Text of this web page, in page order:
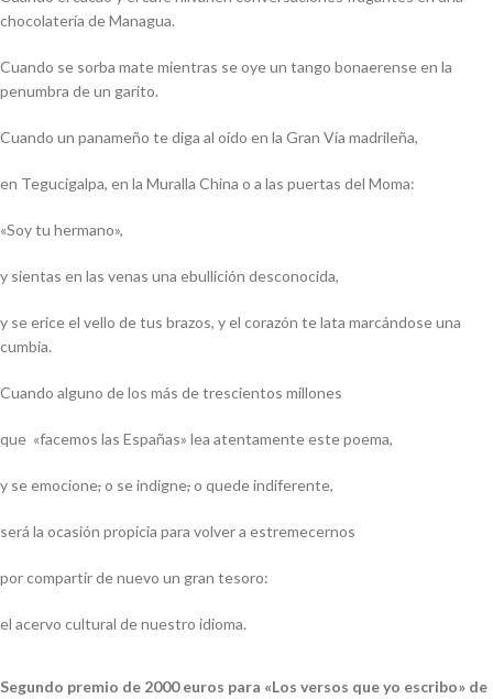
chocolatería de Managua.
Cuando se sorba mate mientras se oye un tango bonaerense en la
penumbra de un garito.
Cuando un panameño te diga al oído en la Gran Vía madrileña,
en Tegucigalpa, en la Muralla China o a las puertas del Moma:
«Soy tu hermano»,
y sientas en las venas una ebullición desconocida,
y se erice el vello de tus brazos, y el corazón te lata marcándose una
cumbia.
Cuando alguno de los más de trescientos millones
que «facemos las Españas» lea atentamente este poema,
y se emocione,o se indigne,o quede indiferente,
será la ocasión propicia para volver a estremecernos
por compartir de nuevo un gran tesoro:
el acervo cultural de nuestro idioma.
Segundo premio de 2000 euros para «Los versos que yo escribo» de